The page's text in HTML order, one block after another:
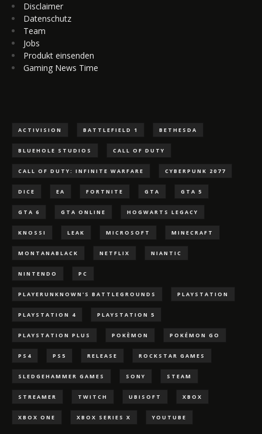
Disclaimer
Datenschutz
Team
Jobs
Produkt einsenden
Gaming News Time
ACTIVISION BATTLEFIELD 1 BETHESDA
BLUEHOLE STUDIOS CALL OF DUTY
CALL OF DUTY: INFINITE WARFARE CYBERPUNK 2077
DICE EA FORTNITE GTA GTA 5
GTA 6 GTA ONLINE HOGWARTS LEGACY
KNOSSI LEAK MICROSOFT MINECRAFT
MONTANABLACK NETFLIX NIANTIC
NINTENDO PC
PLAYERUNKNOWN'S BATTLEGROUNDS PLAYSTATION
PLAYSTATION 4 PLAYSTATION 5
PLAYSTATION PLUS POKÈMON POKÉMON GO
PS4 PS5 RELEASE ROCKSTAR GAMES
SLEDGEHAMMER GAMES SONY STEAM
STREAMER TWITCH UBISOFT XBOX
XBOX ONE XBOX SERIES X YOUTUBE